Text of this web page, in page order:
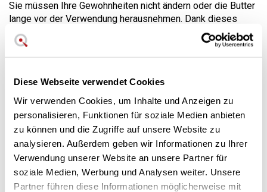
Diese Webseite verwendet Cookies
Wir verwenden Cookies, um Inhalte und Anzeigen zu
personalisieren, Funktionen für soziale Medien anbieten
zu können und die Zugriffe auf unsere Website zu
analysieren. Außerdem geben wir Informationen zu Ihrer
Verwendung unserer Website an unsere Partner für
soziale Medien, Werbung und Analysen weiter. Unsere
Partner führen diese Informationen möglicherweise mit
Sie müssen Ihre Gewohnheiten nicht ändern oder die Butter
lange vor der Verwendung herausnehmen. Dank dieses
innovativen Produkts könnte der Prozess nicht einfacher
sein.
so konzipiert, dass es sowohl von Kindern als auch von
Wellenschliff auf der Klinge schneidet nicht, sondern dient
als "Harke", um die Entnahme der gewünschten Menge zu
erleichtern.
Die Antihaftbeschichtungaus Stahl mit Titanpartikeln
erleichtert die Arbeit, da sie verhindert, dass die
Zubereitung an der Klinge kleben bleibt.